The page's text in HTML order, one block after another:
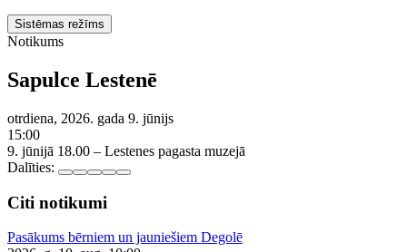
Sistēmas režīms
Notikums
Sapulce Lestenē
otrdiena, 2026. gada 9. jūnijs
15:00
9. jūnijā 18.00 – Lestenes pagasta muzejā
Dalīties:
Citi notikumi
Pasākums bērniem un jauniešiem Degolē